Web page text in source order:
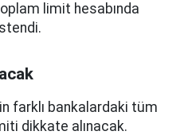
limit hesabında
farklı bankalardaki tüm
dikkate alınacak.